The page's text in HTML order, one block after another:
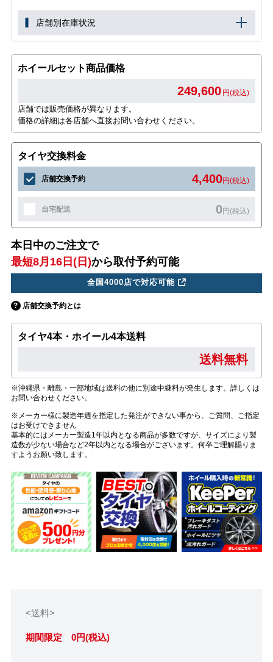
店舗別在庫状況
ホイールセット商品価格
249,600 円(税込)
店舗では販売価格が異なります。
価格の詳細は各店舗へ直接お問い合わせください。
タイヤ交換料金
店舗交換予約 4,400円(税込)
自宅配送 0円(税込)
本日中のご注文で
最短8月16日(日)から取付予約可能
全国4000店で対応可能
店舗交換予約とは
タイヤ4本・ホイール4本送料
送料無料
※沖縄県・離島・一部地域は送料の他に別途中継料が発生します。詳しくは
お問い合わせください。
※メーカー様に製造年週を指定した発注ができない事から、ご質問、ご指定
はお受けできません
基本的にはメーカー製造1年以内となる商品が多数ですが、サイズにより製
造数が少ない場合など2年以内となる場合がございます。何卒ご理解賜りま
すようお願い致します。
<送料>
期間限定 0円(税込)